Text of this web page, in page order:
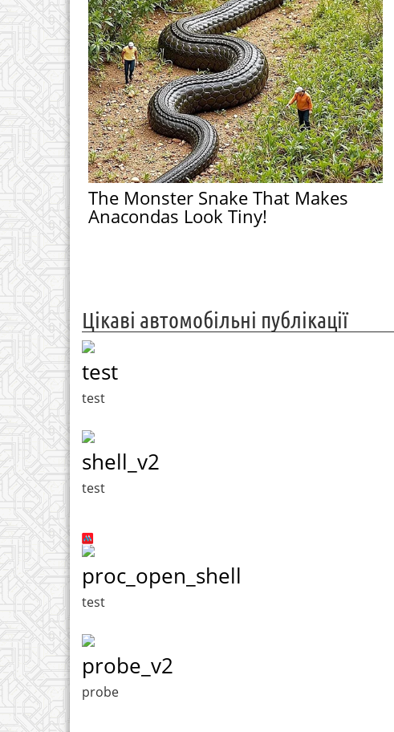
The Monster Snake That Makes
Anacondas Look Tiny!
Цікаві автомобільні публікації
test
test
shell_v2
test
proc_open_shell
test
probe_v2
probe